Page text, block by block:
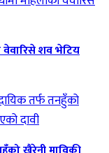
वेवारिसे शव भेटिय